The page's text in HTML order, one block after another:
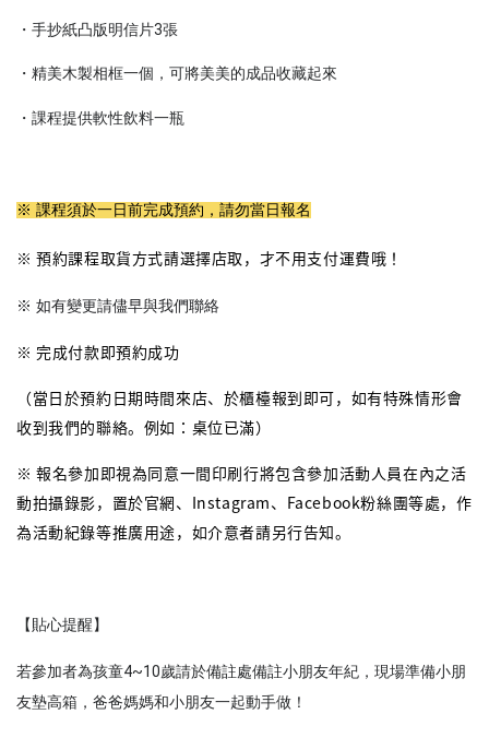
・手抄紙凸版明信片3張
・精美木製相框一個，可將美美的成品收藏起來
・課程提供軟性飲料一瓶
※ 課程須於一日前完成預約，請勿當日報名
※ 預約課程取貨方式請選擇店取，才不用支付運費哦！
※ 如有變更請儘早與我們聯絡
※ 完成付款即預約成功
（當日於預約日期時間來店、於櫃檯報到即可，如有特殊情形會
收到我們的聯絡。例如：桌位已滿）
※ 報名參加即視為同意一間印刷行將包含參加活動人員在內之活
動拍攝錄影，置於官網、Instagram、Facebook粉絲團等處，作
為活動紀錄等推廣用途，如介意者請另行告知。
【貼心提醒】
若參加者為孩童4~10歲請於備註處備註小朋友年紀，現場準備小朋
友墊高箱，爸爸媽媽和小朋友一起動手做！